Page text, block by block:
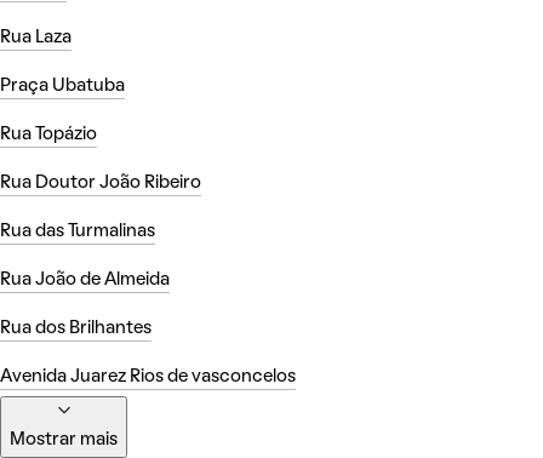
Rua Laza
Praça Ubatuba
Rua Topázio
Rua Doutor João Ribeiro
Rua das Turmalinas
Rua João de Almeida
Rua dos Brilhantes
Avenida Juarez Rios de vasconcelos
Mostrar mais